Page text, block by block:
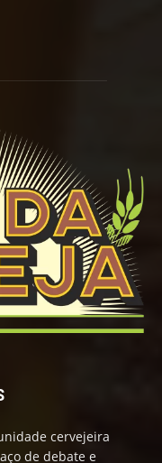
cervejeira
de debate e